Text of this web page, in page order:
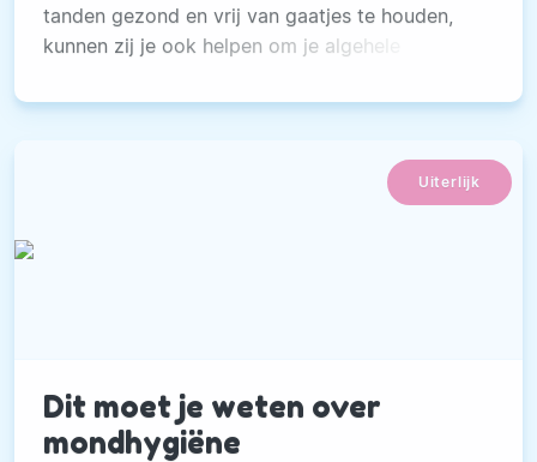
tanden gezond en vrij van gaatjes te houden,
kunnen zij je ook helpen om je algehele
Uiterlijk
Dit moet je weten over
mondhygiëne